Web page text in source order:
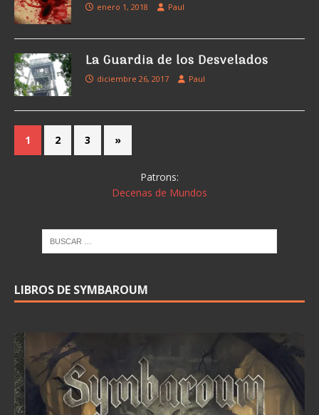
enero 1, 2018 Paul
La Guardia de los Desvelados
diciembre 26, 2017 Paul
1 2 3 »
Patrons:
Decenas de Mundos
LIBROS DE SYMBAROUM